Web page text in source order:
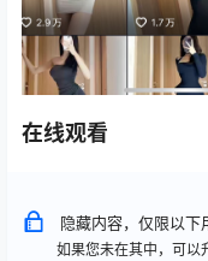
在线观看
隐藏内容，仅限以下
如果您未在其中，可以